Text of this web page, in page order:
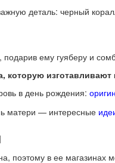
деталь: черный
ему гуяберу и
которую
в день рождения:
матери — интересные
поэтому в ее